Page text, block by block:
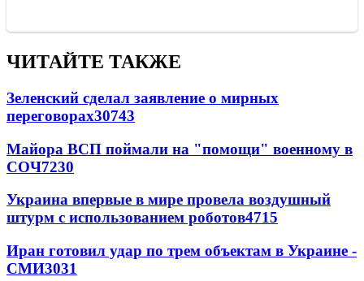
ЧИТАЙТЕ ТАКЖЕ
Зеленский сделал заявление о мирных
переговорах30743
Майора ВСП поймали на "помощи" военному в
СОЧ7230
Украина впервые в мире провела воздушный
штурм с использованием роботов4715
Иран готовил удар по трем объектам в Украине -
СМИ3031